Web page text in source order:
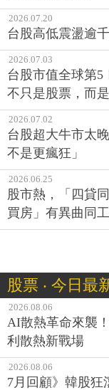
2026.07.20
台股高低震盪逾
2026.07.03
台股市值全球第5
不只是股票，而
2026.07.02
台股超大牛市太
不是更瘋狂」
2026.06.25
股市熱，「四貸
買房」有異曲同
股票 ‧ 今日最
2026.08.06
AI散熱革命來襲
利散熱新戰場
2026.08.06
7月回顧》韓股狂